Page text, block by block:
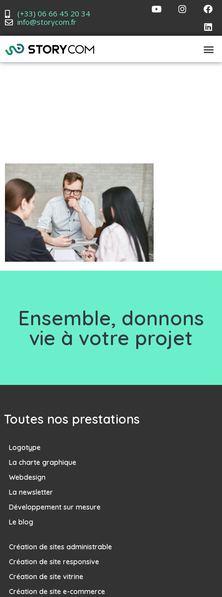
(+33) 06 66 45 20 34
info@storycom.fr
Ensemble, donnons
vie à votre projet
Toutes nos prestations
Logotype
La charte graphique
Webdesign
La newsletter
Développement sur mesure
Le blog
Création de sites administrable
Création de site responsive
Création de site vitrine
Création de site e-commerce